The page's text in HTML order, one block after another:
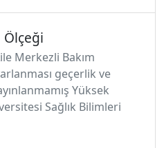
Ölçeği
Merkezli Bakım
geçerlik ve
Yüksek
Sağlık Bilimleri